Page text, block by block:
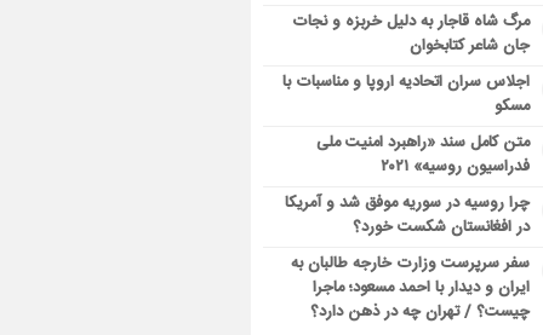
مرگ شاه قاجار به دلیل خربزه و نجات
جان شاعر کتابخوان
اجلاس سران اتحادیه اروپا و مناسبات با
مسکو
متن کامل سند «راهبرد امنیت ملی
فدراسیون روسیه» ۲۰۲۱
چرا روسیه در سوریه موفق شد و آمریکا
در افغانستان شکست خورد؟
سفر سرپرست وزارت خارجه طالبان به
ایران و دیدار با احمد مسعود؛ ماجرا
چیست؟ / تهران چه در ذهن دارد؟